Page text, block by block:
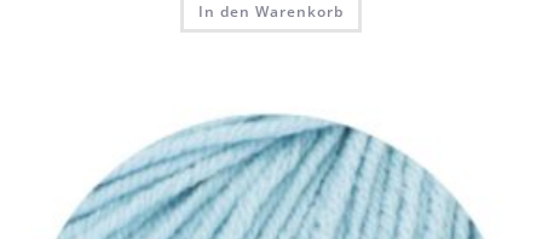
In den Warenkorb